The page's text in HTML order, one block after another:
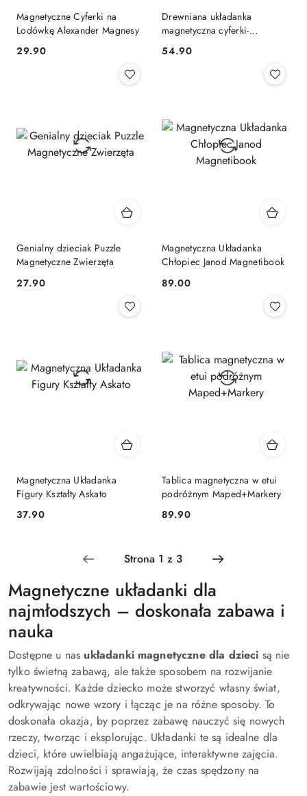
Magnetyczne Cyferki na
Lodówkę Alexander Magnesy
Cena:
29.90
Drewniana układanka
magnetyczna cyferki-
Cena:
54.90
Genialny dzieciak Puzzle
Magnetyczne Zwierzęta
Cena:
27.90
Magnetyczna Układanka
Chłopiec Janod Magnetibook
Cena:
89.00
Magnetyczna Układanka
Figury Kształty Askato
Cena:
37.90
Tablica magnetyczna w etui
podróżnym Maped+Markery
Cena:
89.90
Magnetyczne układanki dla
najmłodszych – doskonała zabawa i
nauka
Dostępne u nas układanki magnetyczne dla dzieci są nie
tylko świetną zabawą, ale także sposobem na rozwijanie
kreatywności. Każde dziecko może stworzyć własny świat,
odkrywając nowe wzory i łącząc je na różne sposoby. To
doskonała okazja, by poprzez zabawę nauczyć się nowych
rzeczy, tworząc i eksplorując. Układanki te są idealne dla
dzieci, które uwielbiają angażujące, interaktywne zajęcia.
Rozwijają zdolności i sprawiają, że czas spędzony na
zabawie jest wartościowy.